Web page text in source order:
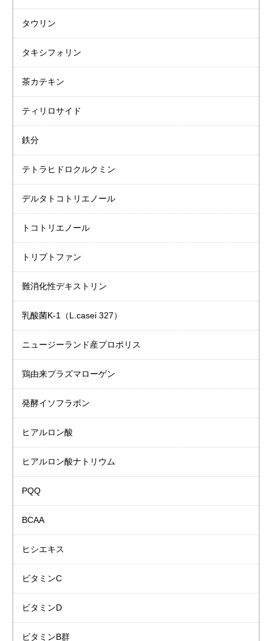
タウリン
タキシフォリン
茶カテキン
ティリロサイド
鉄分
テトラヒドロクルクミン
デルタトコトリエノール
トコトリエノール
トリプトファン
難消化性デキストリン
乳酸菌K-1 （L.casei 327）
ニュージーランド産プロポリス
鶏由来プラズマローゲン
発酵イソフラボン
ヒアルロン酸
ヒアルロン酸ナトリウム
PQQ
BCAA
ヒシエキス
ビタミンC
ビタミンD
ビタミンB群